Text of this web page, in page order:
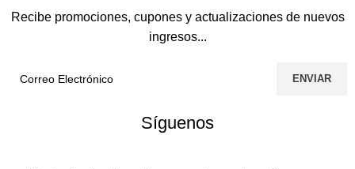
Recibe promociones, cupones y actualizaciones de nuevos
ingresos...
Síguenos